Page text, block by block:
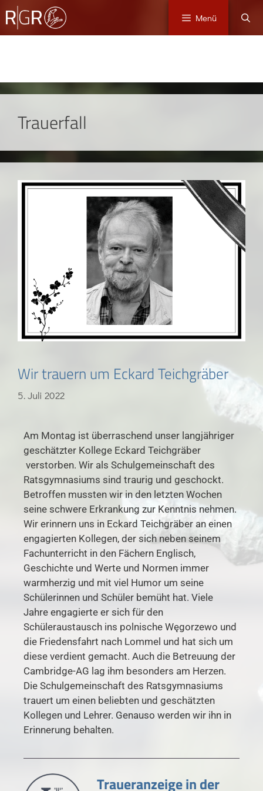
Menü
Trauerfall
Wir trauern um Eckard Teichgräber
5. Juli 2022
Am Montag ist überraschend unser langjähriger
geschätzter Kollege Eckard Teichgräber
verstorben. Wir als Schulgemeinschaft des
Ratsgymnasiums sind traurig und geschockt.
Betroffen mussten wir in den letzten Wochen
seine schwere Erkrankung zur Kenntnis nehmen.
Wir erinnern uns in Eckard Teichgräber an einen
engagierten Kollegen, der sich neben seinem
Fachunterricht in den Fächern Englisch,
Geschichte und Werte und Normen immer
warmherzig und mit viel Humor um seine
Schülerinnen und Schüler bemüht hat. Viele
Jahre engagierte er sich für den
Schüleraustausch ins polnische Węgorzewo und
die Friedensfahrt nach Lommel und hat sich um
diese verdient gemacht. Auch die Betreuung der
Cambridge-AG lag ihm besonders am Herzen.
Die Schulgemeinschaft des Ratsgymnasiums
trauert um einen beliebten und geschätzten
Kollegen und Lehrer. Genauso werden wir ihn in
Erinnerung behalten.
Traueranzeige in der